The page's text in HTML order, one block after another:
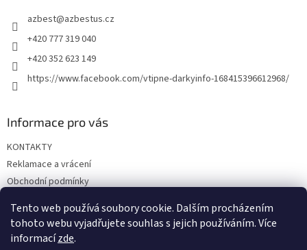
Tento web používá soubory cookie. Dalším procházením
tohoto webu vyjadřujete souhlas s jejich používáním. Více
informacízde.
azbest@azbestus.cz
+420 777 319 040
+420 352 623 149
https://www.facebook.com/vtipne-darkyinfo-168415396612968/
Informace pro vás
KONTAKTY
Reklamace a vrácení
Obchodní podmínky
Doprava a platba